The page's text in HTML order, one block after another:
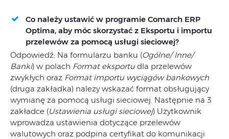
Co należy ustawić w programie Comarch ERP
Optima, aby móc skorzystać z Eksportu i importu
przelewów za pomocą usługi sieciowej?
Odpowiedź: Na formularzu banku (Ogólne/ Inne/
Banki) w polach Format eksportu dla przelewów
zwykłych oraz Format importu wyciągów bankowych
(druga zakładka) należy wskazać format obsługujący
wymianę za pomocą usługi sieciowej. Następnie na 3
zakładce (Ustawienia usługi sieciowej) Użytkownik
wprowadza ustawienia dotyczące przelewów
walutowych oraz podpina certyfikat do komunikacji